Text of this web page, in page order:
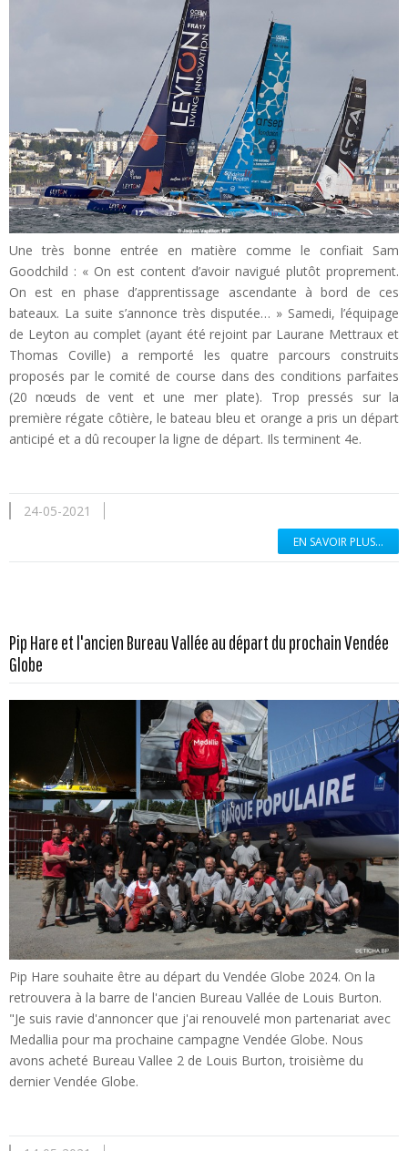
Une très bonne entrée en matière comme le confiait Sam
Goodchild : « On est content d’avoir navigué plutôt proprement.
On est en phase d’apprentissage ascendante à bord de ces
bateaux. La suite s’annonce très disputée… » Samedi, l’équipage
de Leyton au complet (ayant été rejoint par Laurane Mettraux et
Thomas Coville) a remporté les quatre parcours construits
proposés par le comité de course dans des conditions parfaites
(20 nœuds de vent et une mer plate). Trop pressés sur la
première régate côtière, le bateau bleu et orange a pris un départ
anticipé et a dû recouper la ligne de départ. Ils terminent 4e.
24-05-2021
EN SAVOIR PLUS...
Pip Hare et l'ancien Bureau Vallée au départ du prochain Vendée
Globe
En savoir plus...
Pip Hare souhaite être au départ du Vendée Globe 2024. On la
retrouvera à la barre de l'ancien Bureau Vallée de Louis Burton.
"Je suis ravie d'annoncer que j'ai renouvelé mon partenariat avec
Medallia pour ma prochaine campagne Vendée Globe. Nous
avons acheté Bureau Vallee 2 de Louis Burton, troisième du
dernier Vendée Globe.